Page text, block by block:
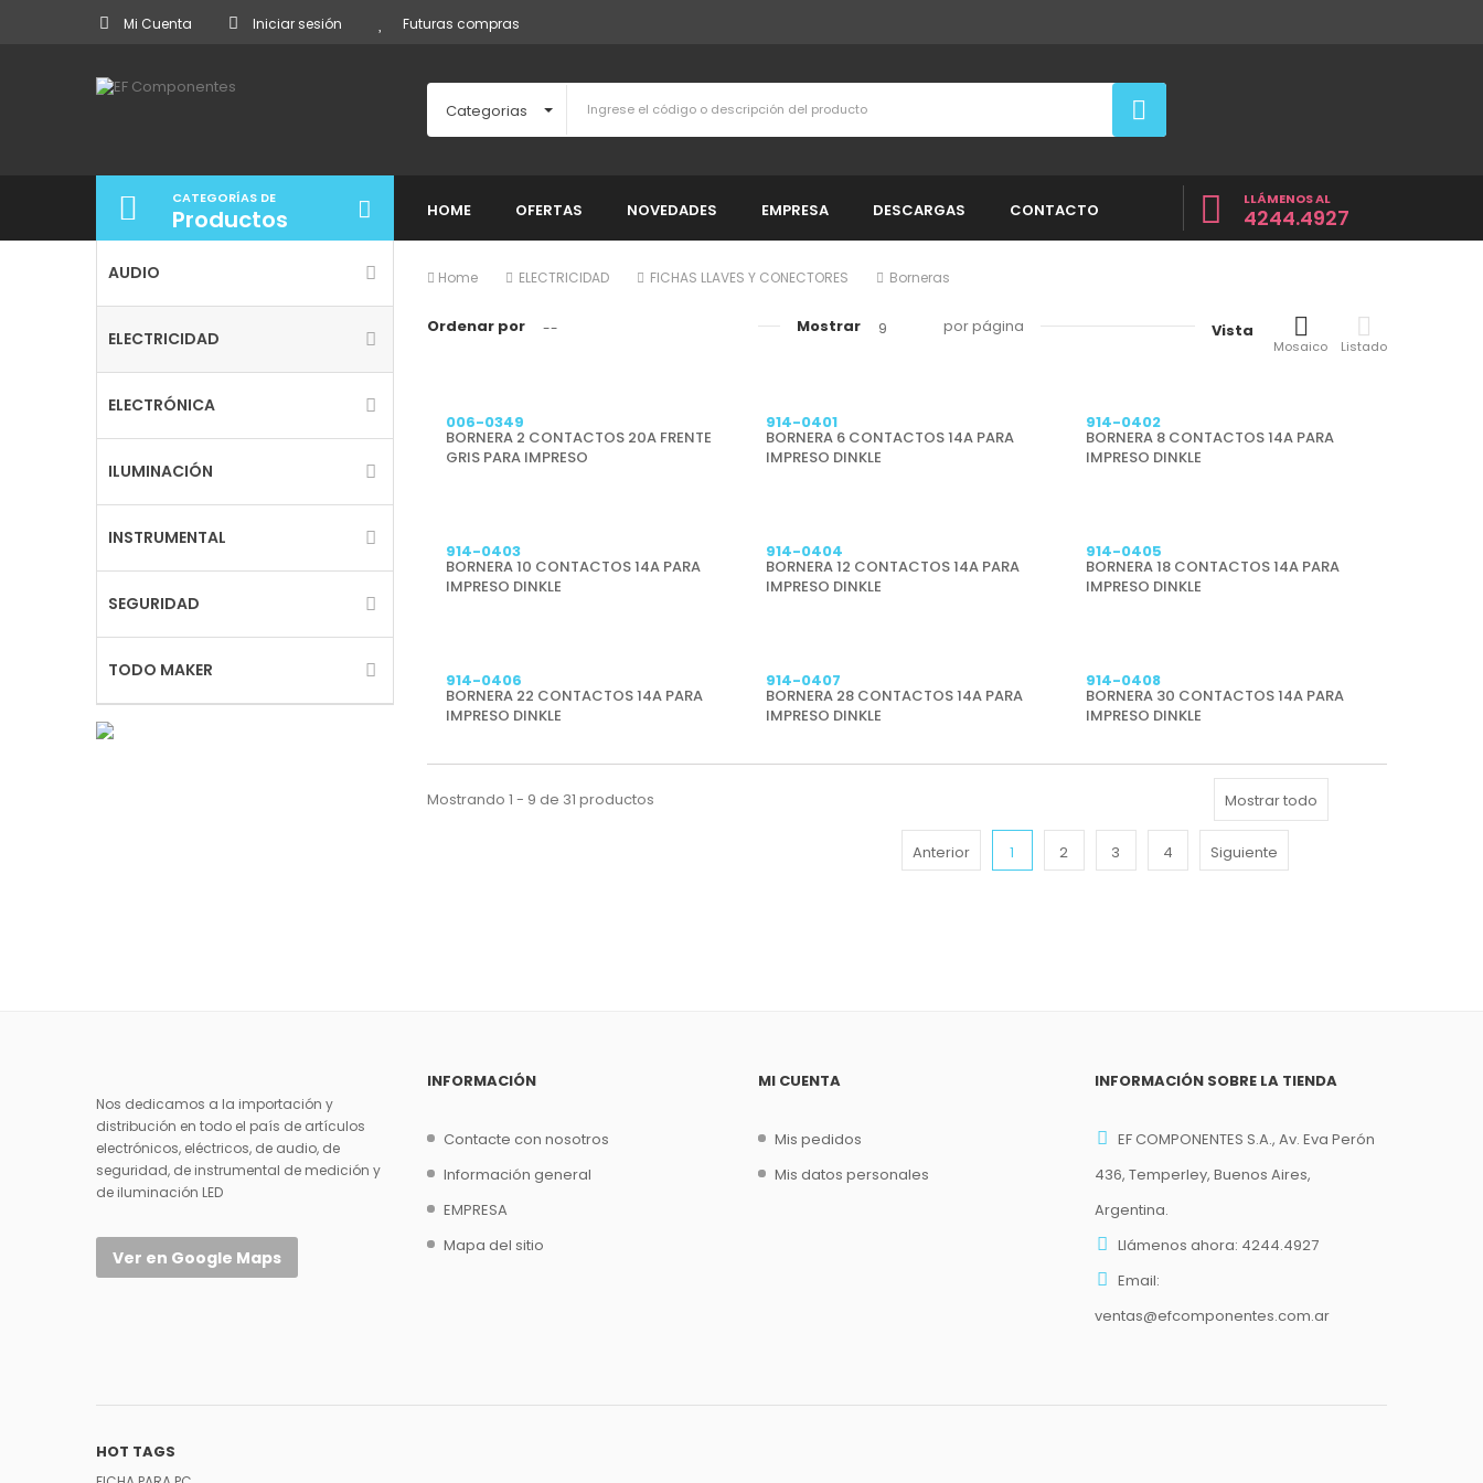
Mi Cuenta Iniciar sesión Futuras compras
Categorias
CATEGORÍAS DE
Productos
AUDIO
ELECTRICIDAD
ELECTRÓNICA
ILUMINACIÓN
INSTRUMENTAL
SEGURIDAD
TODO MAKER
HOME OFERTAS NOVEDADES EMPRESA DESCARGAS CONTACTO
LLÁMENOS AL
4244.4927
Home ELECTRICIDAD FICHAS LLAVES Y CONECTORES Borneras
Vista
Mosaico Listado
Ordenar por -- Mostrar 9 por página
006-0349
BORNERA 2 CONTACTOS 20A FRENTE
GRIS PARA IMPRESO
914-0401
BORNERA 6 CONTACTOS 14A PARA
IMPRESO DINKLE
914-0402
BORNERA 8 CONTACTOS 14A PARA
IMPRESO DINKLE
914-0403
BORNERA 10 CONTACTOS 14A PARA
IMPRESO DINKLE
914-0404
BORNERA 12 CONTACTOS 14A PARA
IMPRESO DINKLE
914-0405
BORNERA 18 CONTACTOS 14A PARA
IMPRESO DINKLE
914-0406
BORNERA 22 CONTACTOS 14A PARA
IMPRESO DINKLE
914-0407
BORNERA 28 CONTACTOS 14A PARA
IMPRESO DINKLE
914-0408
BORNERA 30 CONTACTOS 14A PARA
IMPRESO DINKLE
Mostrar todo
Anterior 1 2 3 4 Siguiente
Mostrando 1 - 9 de 31 productos
Nos dedicamos a la importación y
distribución en todo el país de artículos
electrónicos, eléctricos, de audio, de
seguridad, de instrumental de medición y
de iluminación LED
Ver en Google Maps
INFORMACIÓN
Contacte con nosotros
Información general
EMPRESA
Mapa del sitio
MI CUENTA
Mis pedidos
Mis datos personales
INFORMACIÓN SOBRE LA TIENDA
EF COMPONENTES S.A., Av. Eva Perón
436, Temperley, Buenos Aires,
Argentina.
Llámenos ahora: 4244.4927
Email:
ventas@efcomponentes.com.ar
HOT TAGS